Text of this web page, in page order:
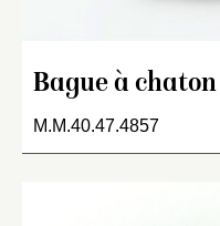
Bague à
M.M.40.47.4857